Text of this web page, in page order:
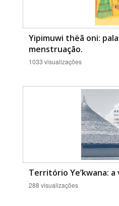
Yipimuwi thëã oni:
menstruação.
1033 visualizações
Território Ye’kwana: a
288 visualizações